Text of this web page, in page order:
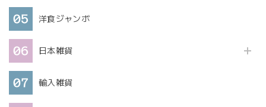
洋食ジャンボ
日本雑貨
輸入雑貨